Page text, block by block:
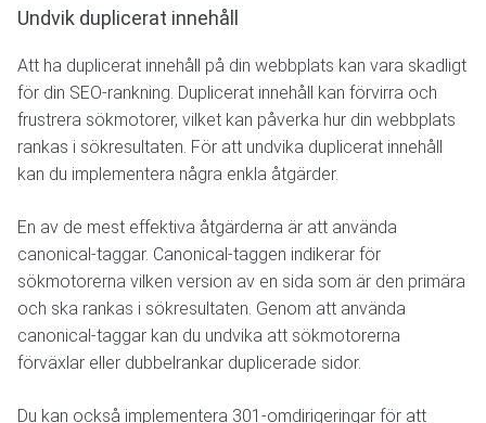
Undvik duplicerat innehåll
Att ha duplicerat innehåll på din webbplats kan vara skadligt
för din SEO-rankning. Duplicerat innehåll kan förvirra och
frustrera sökmotorer, vilket kan påverka hur din webbplats
rankas i sökresultaten. För att undvika duplicerat innehåll
kan du implementera några enkla åtgärder.
En av de mest effektiva åtgärderna är att använda
canonical-taggar. Canonical-taggen indikerar för
sökmotorerna vilken version av en sida som är den primära
och ska rankas i sökresultaten. Genom att använda
canonical-taggar kan du undvika att sökmotorerna
förväxlar eller dubbelrankar duplicerade sidor.
Du kan också implementera 301-omdirigeringar för att